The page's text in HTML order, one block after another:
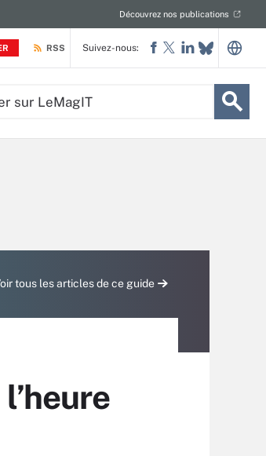
Découvrez nos publications
RSS Suivez-nous:
tous les articles de ce guide